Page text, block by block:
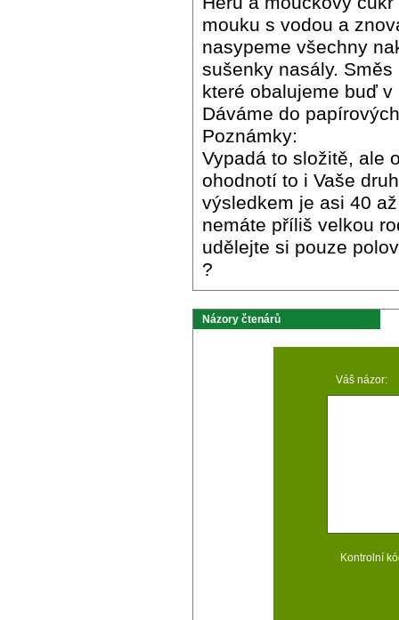
mouku s vodou a
nasypeme všechny
sušenky nasály.
které obalujeme buď
Dáváme do
Poznámky:
Vypadá to složitě, ale
ohodnotí to i Vaše
výsledkem je asi 40
nemáte příliš velkou
udělejte si pouze
?
Názory čtenárů
Váš názor:
Kontrolní